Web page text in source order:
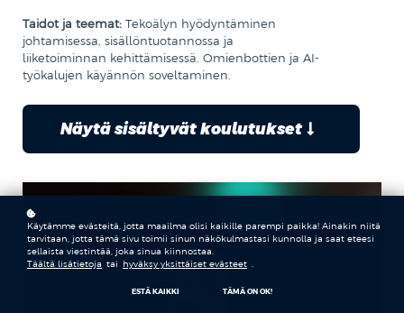
Taidot ja teemat: Tekoälyn hyödyntäminen
johtamisessa, sisällöntuotannossa ja
liiketoiminnan kehittämisessä. Omienbottien ja AI-
työkalujen käyännön soveltaminen.
Näytä sisältyvät koulutukset
Käytämme evästeitä, jotta maailma olisi kaikille parempi paikka! Ainakin niitä
tarvitaan, jotta tämä sivu toimii sinun näkökulmastasi kunnolla ja saat eteesi
sellaista viestintää, joka sinua kiinnostaa.
Täältä lisätietoja tai hyväksy yksittäiset evästeet
ESTÄ KAIKKI TÄMÄ ON OK!